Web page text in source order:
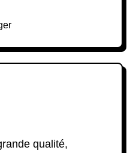
vous accompagne
avec Cyril Dion,
fournirons toutes les
thématiques abordées,
formats
qualité,